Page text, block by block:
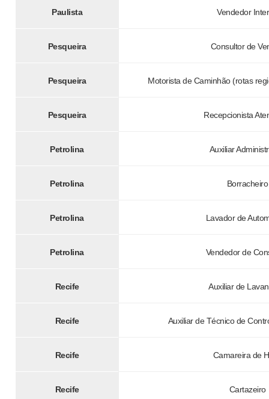
Paulista Vendedor
Pesqueira Consultor de
Pesqueira Motorista de Caminhão (rotas
Pesqueira Recepcionista
Petrolina Auxiliar
Petrolina Borracheiro
Petrolina Lavador de
Petrolina Vendedor de
Recife Auxiliar de
Recife Auxiliar de Técnico de
Recife Camareira de
Recife Cartazeiro